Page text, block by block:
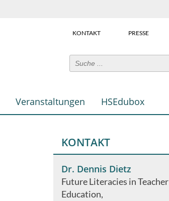
User-
(Über
Suchfeld)
KONTAKT PRESSE
Veranstaltungen HSEdubox
KONTAKT
Dr. Dennis Dietz
Future Literacies in Teacher
Education